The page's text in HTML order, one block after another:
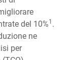
del 10%1.
ne
per